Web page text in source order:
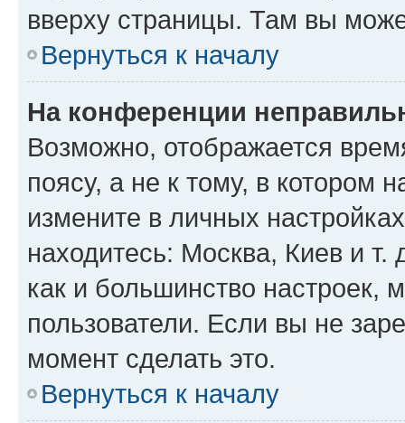
вверху страницы. Там вы
Вернуться к началу
На конференции
Возможно, отображается
поясу, а не к тому, в котором
измените в личных
находитесь: Москва, Киев и т.
как и большинство настроек,
пользователи. Если вы не
момент сделать это.
Вернуться к началу